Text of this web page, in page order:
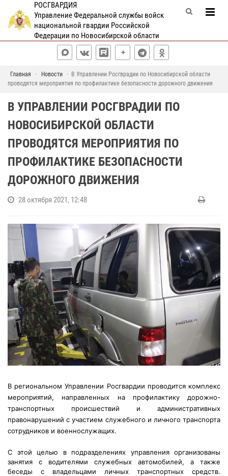
РОСГВАРДИЯ
Управление Федеральной службы войск
национальной гвардии Российской
Федерации по Новосибирской области
Главная Новости
В Управлении Росгврадии по Новосибирской области
проводятся мероприятия по профилактике безопасности дорожного движения
В УПРАВЛЕНИИ РОСГВРАДИИ ПО
НОВОСИБИРСКОЙ ОБЛАСТИ
ПРОВОДЯТСЯ МЕРОПРИЯТИЯ ПО
ПРОФИЛАКТИКЕ БЕЗОПАСНОСТИ
ДОРОЖНОГО ДВИЖЕНИЯ
28 октября 2021, 12:48
В региональном Управлении Росгвардии проводится комплекс
мероприятий, направленных на профилактику дорожно-
транспортных происшествий и административных
правонарушений с участием служебного и личного транспорта
сотрудников и военнослужащих.
С этой целью в подразделениях управления организованы
занятия с водителями служебных автомобилей, а также
беседы с владельцами личных транспортных средств.